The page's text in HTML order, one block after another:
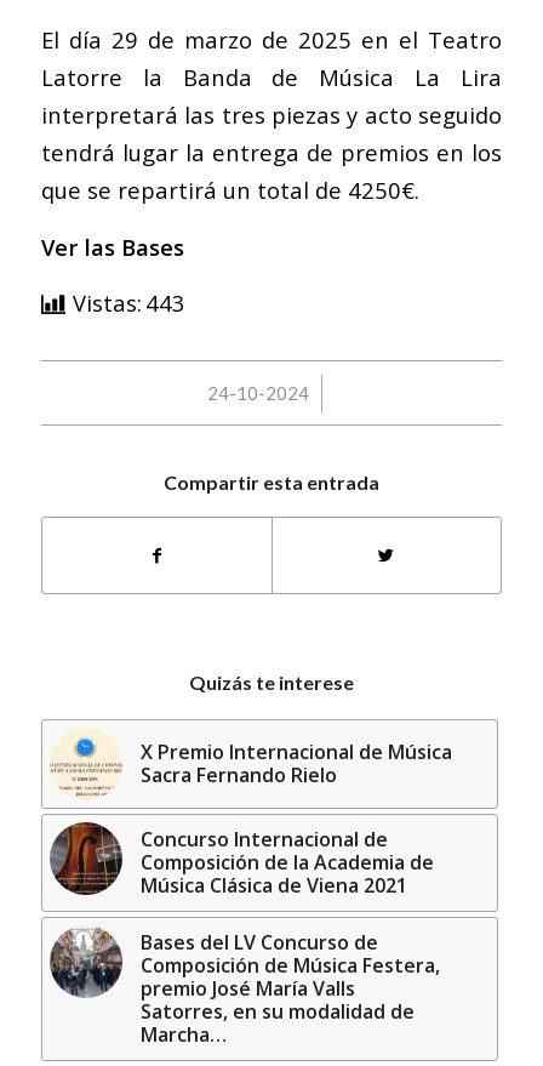
El día 29 de marzo de 2025 en el Teatro
Latorre la Banda de Música La Lira
interpretará las tres piezas y acto seguido
tendrá lugar la entrega de premios en los
que se repartirá un total de 4250€.
Ver las Bases
Vistas: 443
24-10-2024
/
Compartir esta entrada
Quizás te interese
X Premio Internacional de Música
Sacra Fernando Rielo
Concurso Internacional de
Composición de la Academia de
Música Clásica de Viena 2021
Bases del LV Concurso de
Composición de Música Festera,
premio José María Valls
Satorres, en su modalidad de
Marcha…